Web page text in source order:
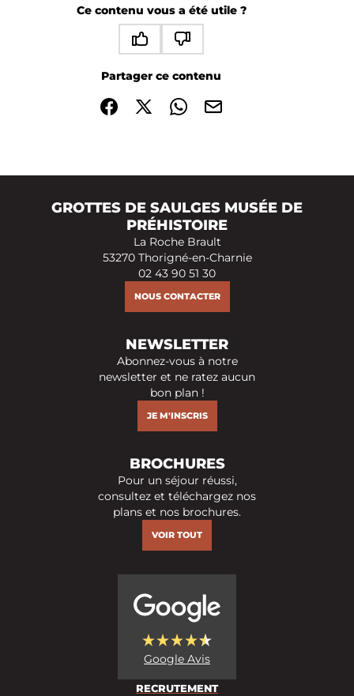
Ce contenu vous a été utile ?
Partager ce contenu
Partager sur Facebook (nouvelle fenêtre)
Partager sur X / Twitter (nouvelle fenêtre)
Partager sur WhatsApp
Partager par mail
GROTTES DE SAULGES MUSÉE DE
PRÉHISTOIRE
La Roche Brault
53270 Thorigné-en-Charnie
02 43 90 51 30
NOUS CONTACTER
NEWSLETTER
Abonnez-vous à notre
newsletter et ne ratez aucun
bon plan !
JE M'INSCRIS
BROCHURES
Pour un séjour réussi,
consultez et téléchargez nos
plans et nos brochures.
VOIR TOUT
Google Avis
RECRUTEMENT